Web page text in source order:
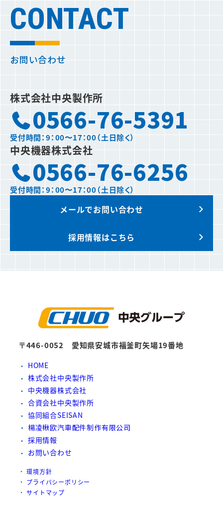
CONTACT
お問い合わせ
株式会社中央製作所
0566-76-5391
受付時間：9：00〜17：00（土日除く）
中央機器株式会社
0566-76-6256
受付時間：9：00〜17：00（土日除く）
メールでお問い合わせ
採用情報はこちら
〒446-0052 愛知県安城市福釜町矢場19番地
HOME
株式会社中央製作所
中央機器株式会社
合資会社中央製作所
協同組合SEISAN
楊凌楸欧汽車配件制作有限公司
採用情報
お問い合わせ
環境方針
プライバシーポリシー
サイトマップ